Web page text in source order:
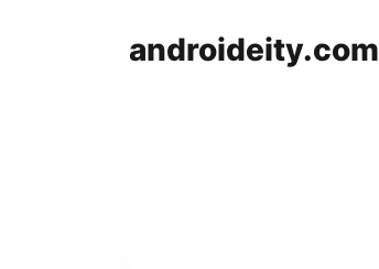
androideity.com